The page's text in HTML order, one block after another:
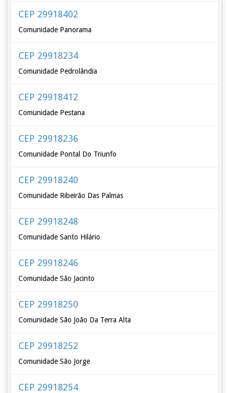
CEP 29918402
Comunidade Panorama
CEP 29918234
Comunidade Pedrolândia
CEP 29918412
Comunidade Pestana
CEP 29918236
Comunidade Pontal Do Triunfo
CEP 29918240
Comunidade Ribeirão Das Palmas
CEP 29918248
Comunidade Santo Hilário
CEP 29918246
Comunidade São Jacinto
CEP 29918250
Comunidade São João Da Terra Alta
CEP 29918252
Comunidade São Jorge
CEP 29918254